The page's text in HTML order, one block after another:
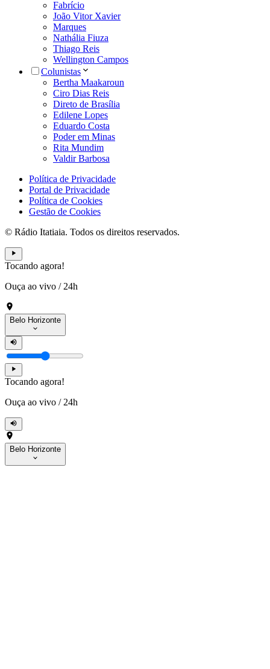
Fabrício
João Vitor Xavier
Marques
Nathália Fiuza
Thiago Reis
Wellington Campos
Colunistas
Bertha Maakaroun
Ciro Dias Reis
Direto de Brasília
Edilene Lopes
Eduardo Costa
Poder em Minas
Rita Mundim
Valdir Barbosa
Política de Privacidade
Portal de Privacidade
Política de Cookies
Gestão de Cookies
© Rádio Itatiaia. Todos os direitos reservados.
Tocando agora!
Ouça ao vivo / 24h
Belo Horizonte
Tocando agora!
Ouça ao vivo / 24h
Belo Horizonte